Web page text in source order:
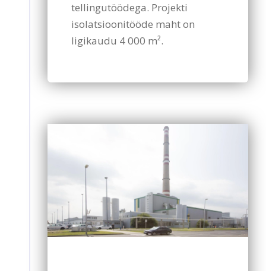
tellingutöödega. Projekti
isolatsioonitööde maht on
ligikaudu 4 000 m².